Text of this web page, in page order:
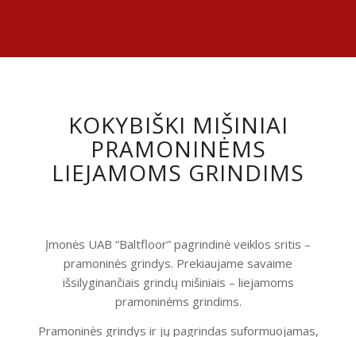
KOKYBIŠKI MIŠINIAI
PRAMONINĖMS
LIEJAMOMS GRINDIMS
Įmonės UAB “Baltfloor” pagrindinė veiklos sritis –
pramoninės grindys. Prekiaujame savaime
išsilyginančiais grindų mišiniais – liejamoms
pramoninėms grindims.
Pramoninės grindys ir jų pagrindas suformuojamas,